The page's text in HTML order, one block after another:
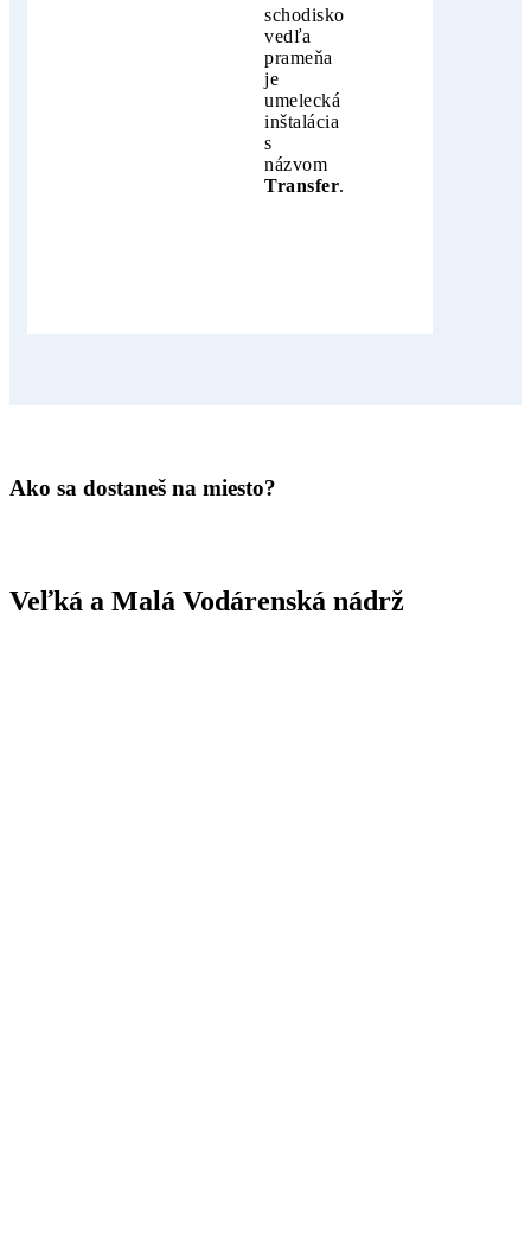
schodisko
vedľa
prameňa
je
umelecká
inštalácia
s
názvom
Transfer.
Ako sa dostaneš na miesto?
Veľká a Malá Vodárenská nádrž